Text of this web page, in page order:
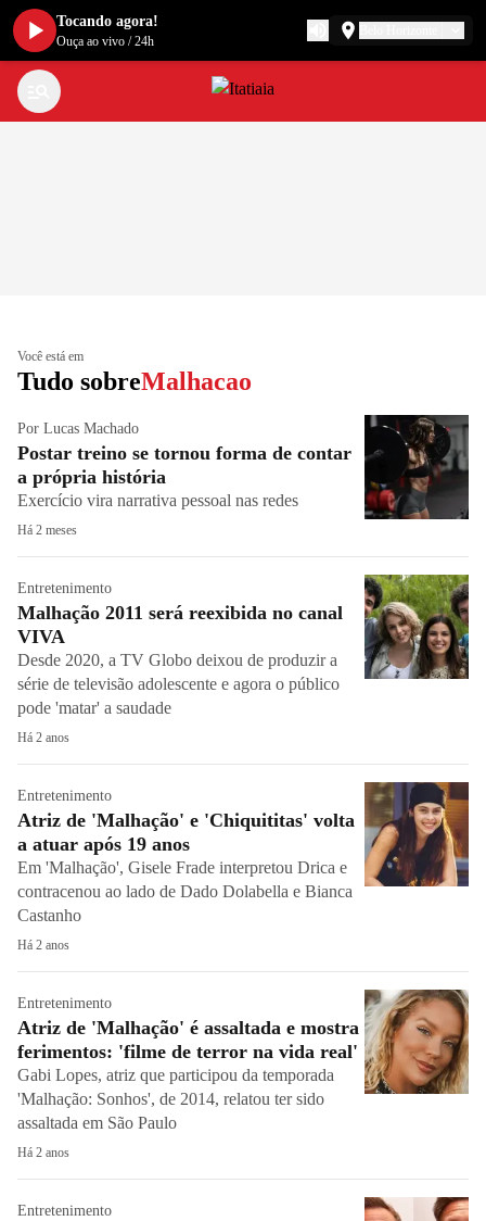
Você está em
Tudo sobreMalhacao
Por Lucas Machado
Postar treino se tornou forma de contar
a própria história
Exercício vira narrativa pessoal nas redes
Há 2 meses
Entretenimento
Malhação 2011 será reexibida no canal
VIVA
Desde 2020, a TV Globo deixou de produzir a
série de televisão adolescente e agora o público
pode 'matar' a saudade
Há 2 anos
Entretenimento
Atriz de 'Malhação' e 'Chiquititas' volta
a atuar após 19 anos
Em 'Malhação', Gisele Frade interpretou Drica e
contracenou ao lado de Dado Dolabella e Bianca
Castanho
Há 2 anos
Entretenimento
Atriz de 'Malhação' é assaltada e mostra
ferimentos: 'filme de terror na vida real'
Gabi Lopes, atriz que participou da temporada
'Malhação: Sonhos', de 2014, relatou ter sido
assaltada em São Paulo
Há 2 anos
Entretenimento
Tocando agora!
Ouça ao vivo /24h